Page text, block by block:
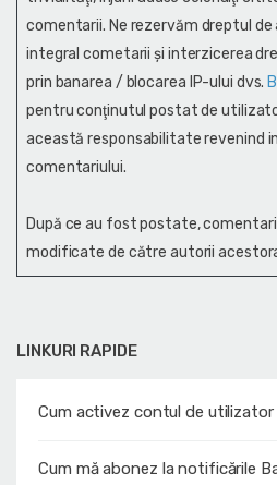
LINKURI RAPIDE
Cum activez contul de
Cum mă abonez la notificările
comentarii. Ne rezervăm dreptul de
integral cometarii și interzicerea
prin banarea / blocarea IP-ului dvs.
pentru conţinutul postat de
această responsabilitate revenind
comentariului.
După ce au fost postate,
modificate de către autorii